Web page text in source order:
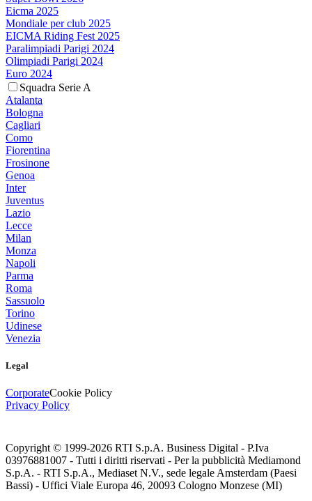
Eicma 2025
Mondiale per club 2025
EICMA Riding Fest 2025
Paralimpiadi Parigi 2024
Olimpiadi Parigi 2024
Euro 2024
Squadra Serie A
Atalanta
Bologna
Cagliari
Como
Fiorentina
Frosinone
Genoa
Inter
Juventus
Lazio
Lecce
Milan
Monza
Napoli
Parma
Roma
Sassuolo
Torino
Udinese
Venezia
Legal
CorporateCookie Policy
Privacy Policy
Copyright © 1999-2026 RTI S.p.A. Business Digital - P.Iva
03976881007 - Tutti i diritti riservati - Per la pubblicità Mediamond
S.p.A. - RTI S.p.A., Mediaset N.V., sede legale Amsterdam (Paesi
Bassi) - Uffici Viale Europa 46, 20093 Cologno Monzese (MI)